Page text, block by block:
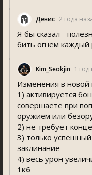
Денис 2 года
Я бы сказал -
бить огнем каждый
Kim_Seokjin 1 год
Изменения в новой
1) активируется
совершаете при
оружием или
2) не требует
3) только
заклинание
4) весь урон
1к6